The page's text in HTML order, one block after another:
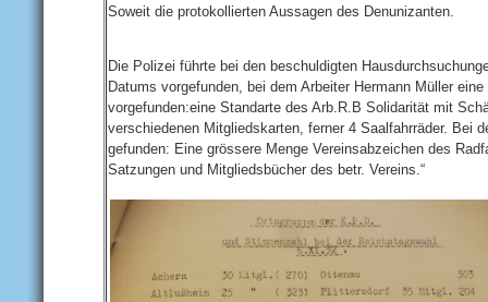
Soweit die protokollierten Aussagen des Denunizanten.
Die Polizei führte bei den beschuldigten
Datums vorgefunden, bei dem Arbeiter Hermann Müller
vorgefunden:eine Standarte des Arb.R.B Solidarität mit
verschiedenen Mitgliedskarten, ferner 4 Saalfahrräder. Bei
gefunden: Eine grössere Menge Vereinsabzeichen des
Satzungen und Mitgliedsbücher des betr. Vereins.“